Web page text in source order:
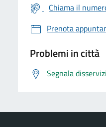
Chiama il
Prenota
Problemi in città
Segnala